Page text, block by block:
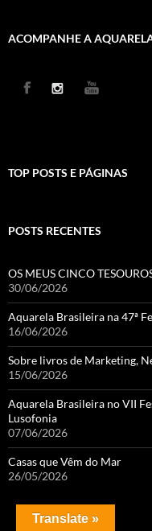
ACOMPANHE A
TOP POSTS E PÁGINAS
POSTS RECENTES
OS MEUS CINCO
30/06/2026
Aquarela Brasileira na 47ª
16/06/2026
Sobre livros de Marketing,
15/06/2026
Aquarela Brasileira no VII
Lusofonia
07/06/2026
Casas que Vêm do Mar
26/05/2026
Translate »